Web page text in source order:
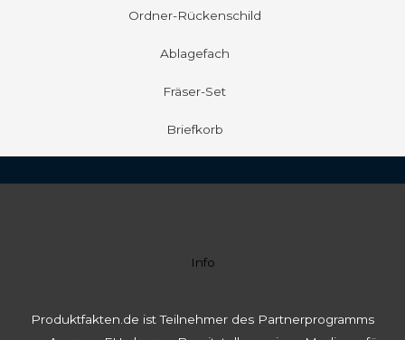
Ordner-Rückenschild
Ablagefach
Fräser-Set
Briefkorb
Info
Produktfakten.de ist Teilnehmer des Partnerprogramms